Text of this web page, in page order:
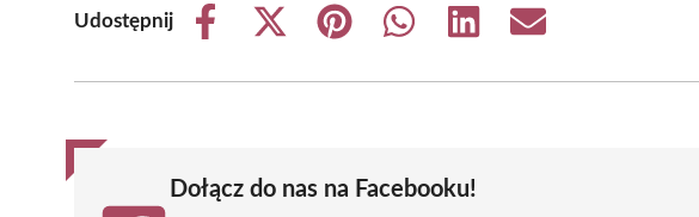
Udostępnij
Share
Share
(Twitter)
Share
Share
Share
Share
Dołącz do nas na Facebooku!